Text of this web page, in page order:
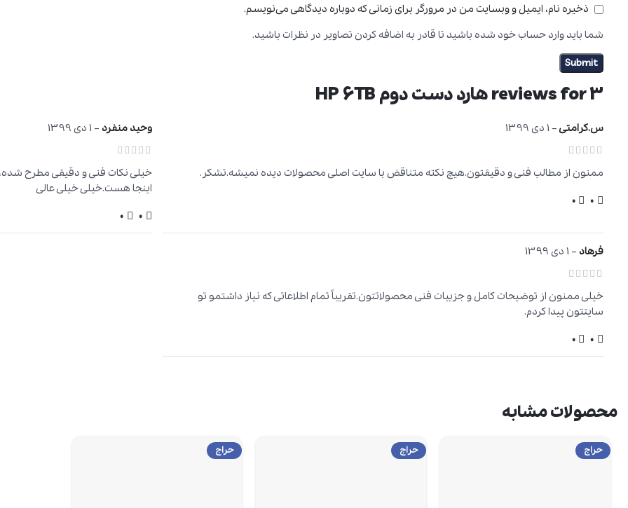
3 reviews for هارد دست دوم HP 6TB
س.کرامتی– 1 دی 1399
ممنون از مطالب فنی و دقیقتون.هیچ نکته متناقض با سایت اصلی محصولات دیده نمیشه.تشکر.
0
0
وحید منفرد – 1 دی 1399
خیلی نکات فنی و دقیقی مطرح
اینجا هست.خیلی خیلی عالی
0
0
فرهاد – 1 دی 1399
خیلی ممنون از توضیحات کامل و جزییات فنی محصولاتتون.تقریباً تمام اطلاعاتی که نیاز داشتمو تو
سایتتون پیدا کردم.
0
0
ذخیره نام، ایمیل و وبسایت من در مرورگر برای زمانی که دوباره دیدگاهی می‌نویسم.
شما باید وارد حساب خود شده باشید تا قادر به اضافه کردن تصاویر در نظرات باشید.
محصولات مشابه
حراج حراج حراج